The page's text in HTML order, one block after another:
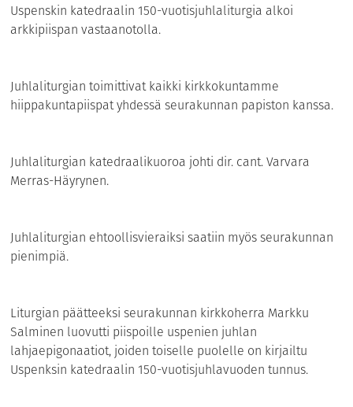
Uspenskin katedraalin 150-vuotisjuhlaliturgia alkoi
arkkipiispan vastaanotolla.
Juhlaliturgian toimittivat kaikki kirkkokuntamme
hiippakuntapiispat yhdessä seurakunnan papiston kanssa.
Juhlaliturgian katedraalikuoroa johti dir. cant. Varvara
Merras-Häyrynen.
Juhlaliturgian ehtoollisvieraiksi saatiin myös seurakunnan
pienimpiä.
Liturgian päätteeksi seurakunnan kirkkoherra Markku
Salminen luovutti piispoille uspenien juhlan
lahjaepigonaatiot, joiden toiselle puolelle on kirjailtu
Uspenksin katedraalin 150-vuotisjuhlavuoden tunnus.